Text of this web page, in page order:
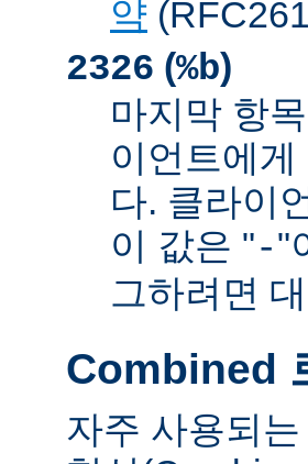
약
2326 (%b)
마지막 항
이언트에
다. 클라이
이 값은 "-"
그하려면
Combined
자주 사용되